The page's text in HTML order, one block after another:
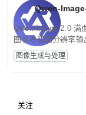
Qwen-
Qwen-Image-2.0 满
图参考和高分辨率输
图像生成与处理
关注